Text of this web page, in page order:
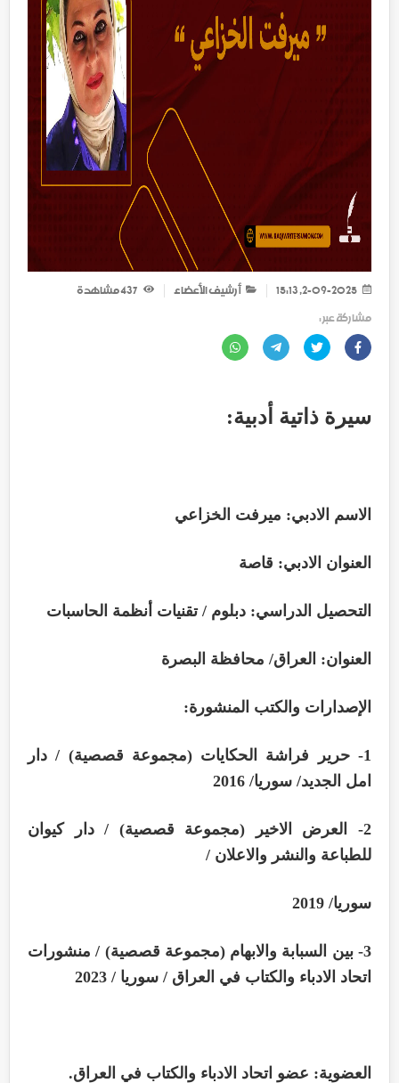
أرشيف الأعضاء
مشاهدة
مشاركة عبر :
سيرة ذاتية أدبية:
الاسم الادبي: ميرفت الخزاعي
العنوان الادبي: قاصة
التحصيل الدراسي: دبلوم / تقنيات أنظمة الحاسبات
العنوان: العراق/ محافظة البصرة
الإصدارات والكتب المنشورة:
1- حرير فراشة الحكايات (مجموعة قصصية) / دار
امل الجديد/ سوريا/ 2016
2- العرض الاخير (مجموعة قصصية) / دار كيوان
للطباعة والنشر والاعلان /
سوريا/ 2019
3- بين السبابة والابهام (مجموعة قصصية) / منشورات
اتحاد الادباء والكتاب في العراق / سوريا / 2023
العضوية: عضو اتحاد الادباء والكتاب في العراق.